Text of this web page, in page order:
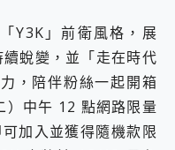
Y3K」前衛風格，展
蛻變，並「走在時代
，陪伴粉絲一起開箱
中午 12 點網路限量
加入並獲得隨機款限